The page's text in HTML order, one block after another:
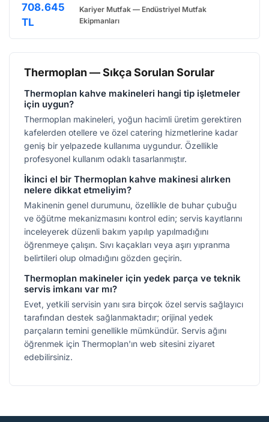
White BW.4.CTS2 modeli, hem estetik görünümü hem…
708.645
TL
Kariyer Mutfak — Endüstriyel Mutfak
Ekipmanları
Thermoplan — Sıkça Sorulan Sorular
Thermoplan kahve makineleri hangi tip işletmeler
için uygun?
Thermoplan makineleri, yoğun hacimli üretim gerektiren
kafelerden otellere ve özel catering hizmetlerine kadar
geniş bir yelpazede kullanıma uygundur. Özellikle
profesyonel kullanım odaklı tasarlanmıştır.
İkinci el bir Thermoplan kahve makinesi alırken
nelere dikkat etmeliyim?
Makinenin genel durumunu, özellikle de buhar çubuğu
ve öğütme mekanizmasını kontrol edin; servis kayıtlarını
inceleyerek düzenli bakım yapılıp yapılmadığını
öğrenmeye çalışın. Sıvı kaçakları veya aşırı yıpranma
belirtileri olup olmadığını gözden geçirin.
Thermoplan makineler için yedek parça ve teknik
servis imkanı var mı?
Evet, yetkili servisin yanı sıra birçok özel servis sağlayıcı
tarafından destek sağlanmaktadır; orijinal yedek
parçaların temini genellikle mümkündür. Servis ağını
öğrenmek için Thermoplan'ın web sitesini ziyaret
edebilirsiniz.